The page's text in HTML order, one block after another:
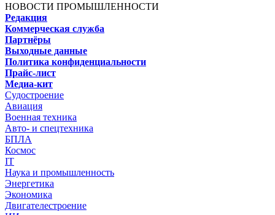
НОВОСТИ ПРОМЫШЛЕННОСТИ
Редакция
Коммерческая служба
Партнёры
Выходные данные
Политика конфиденциальности
Прайс-лист
Медиа-кит
Судостроение
Авиация
Военная техника
Авто- и спецтехника
БПЛА
Космос
IT
Наука и промышленность
Энергетика
Экономика
Двигателестроение